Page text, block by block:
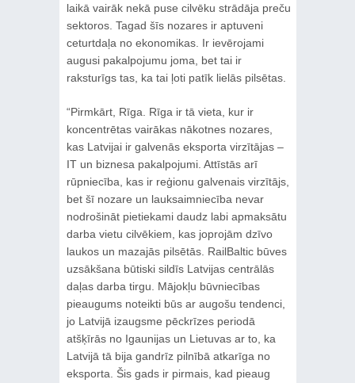
laikā vairāk nekā puse cilvēku strādāja preču
sektoros. Tagad šīs nozares ir aptuveni
ceturtdaļa no ekonomikas. Ir ievērojami
augusi pakalpojumu joma, bet tai ir
raksturīgs tas, ka tai ļoti patīk lielās pilsētas.
“Pirmkārt, Rīga. Rīga ir tā vieta, kur ir
koncentrētas vairākas nākotnes nozares,
kas Latvijai ir galvenās eksporta virzītājas –
IT un biznesa pakalpojumi. Attīstās arī
rūpniecība, kas ir reģionu galvenais virzītājs,
bet šī nozare un lauksaimniecība nevar
nodrošināt pietiekami daudz labi apmaksātu
darba vietu cilvēkiem, kas joprojām dzīvo
laukos un mazajās pilsētās. RailBaltic būves
uzsākšana būtiski sildīs Latvijas centrālās
daļas darba tirgu. Mājokļu būvniecības
pieaugums noteikti būs ar augošu tendenci,
jo Latvijā izaugsme pēckrīzes periodā
atšķīrās no Igaunijas un Lietuvas ar to, ka
Latvijā tā bija gandrīz pilnībā atkarīga no
eksporta. Šis gads ir pirmais, kad pieaug